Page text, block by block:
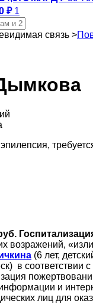
₽ 1
связь >
возражений,
(6 лет,
в соответствии
и
лиц для